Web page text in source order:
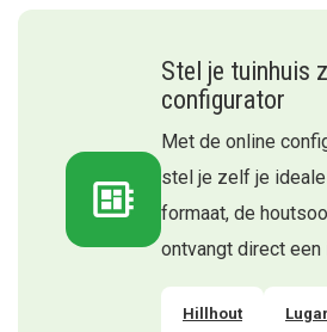
Stel je tuinhuis
configurator
Met de online
stel je zelf je
formaat, de
ontvangt direct een
Hillhout